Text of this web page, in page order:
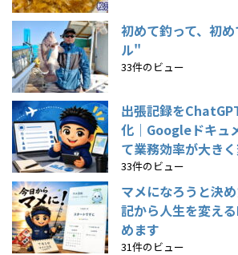
初めて釣って、初
ル"
33件のビュー
出張記録を
化｜Googleドキュ
て業務効率が大き
33件のビュー
マメになろうと決
記から人生を変え
めます
31件のビュー